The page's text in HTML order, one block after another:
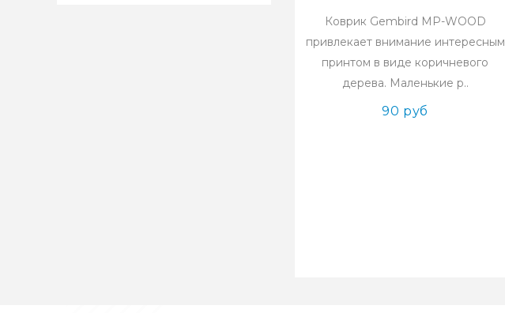
Коврик Gembird MP-WOOD
привлекает внимание интересным
принтом в виде коричневого
дерева. Маленькие р..
90 руб